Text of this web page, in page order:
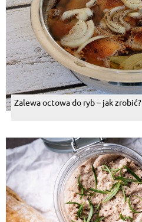
Zalewa octowa do ryb – jak zrobić?